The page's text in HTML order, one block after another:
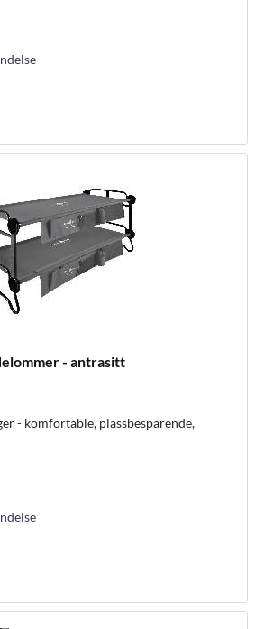
- antrasitt
- komfortable, plassbesparende,